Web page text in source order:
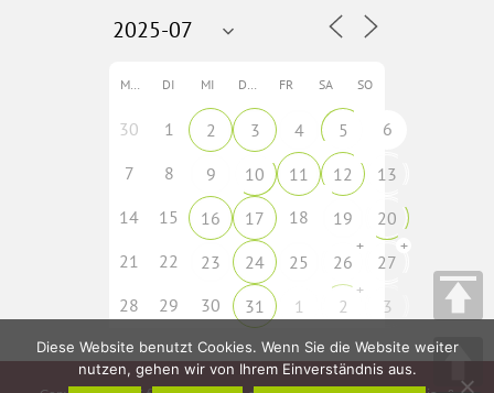
MO DI MI DO FR SA SO
30 1 2 3 4 5
6
7
8 9 10 11 12
13
14
15 16 17 18 19
20
21
22 23 24 25 26
+
27
+
28 29 30 31 1 2
+
3
Diese Website benutzt Cookies. Wenn Sie die Website weiter
nutzen, gehen wir von Ihrem Einverständnis aus.